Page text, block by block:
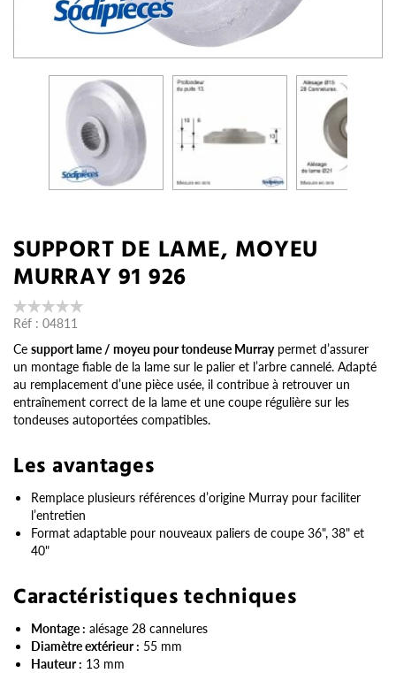
SUPPORT DE LAME, MOYEU
MURRAY 91 926
Réf : 04811
Ce support lame / moyeu pour tondeuse Murraypermet d’assurer
un montage fiable de la lame sur le palier et l’arbre cannelé. Adapté
au remplacement d’une pièce usée, il contribue à retrouver un
entraînement correct de la lame et une coupe régulière sur les
tondeuses autoportées compatibles.
Les avantages
Remplace plusieurs références d’origine Murray pour faciliter
l’entretien
Format adaptable pour nouveaux paliers de coupe 36", 38" et
40"
Caractéristiques techniques
Montage : alésage 28 cannelures
Diamètre extérieur : 55 mm
Hauteur : 13 mm